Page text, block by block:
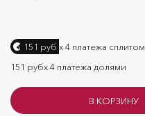
151 руб х 4 платежа сплитом
151 рубх 4 платежа долями
В КОРЗИНУ